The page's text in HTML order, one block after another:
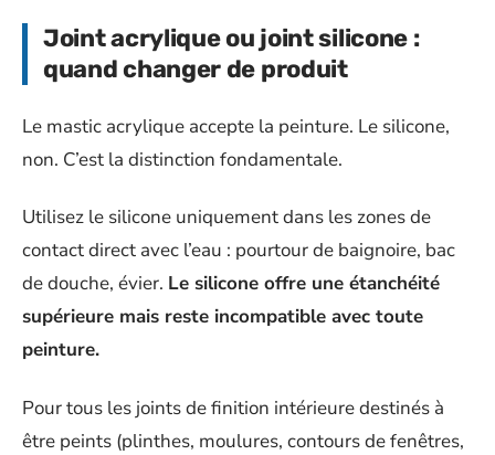
Joint acrylique ou joint silicone :
quand changer de produit
Le mastic acrylique accepte la peinture. Le silicone,
non. C’est la distinction fondamentale.
Utilisez le silicone uniquement dans les zones de
contact direct avec l’eau : pourtour de baignoire, bac
de douche, évier. Le silicone offre une étanchéité
supérieure mais reste incompatible avec toute
peinture.
Pour tous les joints de finition intérieure destinés à
être peints (plinthes, moulures, contours de fenêtres,